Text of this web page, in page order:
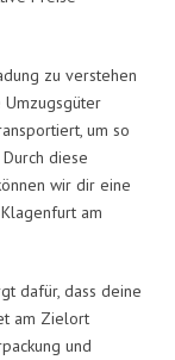
zu verstehen
um so
diese
wir dir eine
am
dafür, dass deine
am Zielort
und